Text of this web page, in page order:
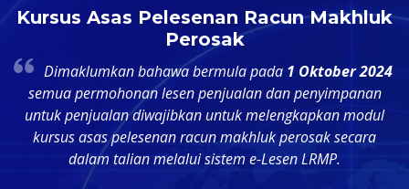
Kursus Asas Pelesenan Racun Makhluk
Perosak
Dimaklumkan bahawa bermula pada 1 Oktober 2024
semua permohonan lesen penjualan dan penyimpanan
untuk penjualan diwajibkan untuk melengkapkan modul
kursus asas pelesenan racun makhluk perosak secara
dalam talian melalui sistem e-Lesen LRMP.